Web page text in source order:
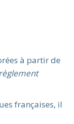
à partir de
françaises, il